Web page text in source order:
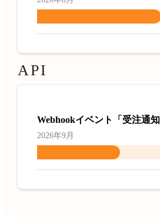
API
Webhookイベント「受注通
2026年9月